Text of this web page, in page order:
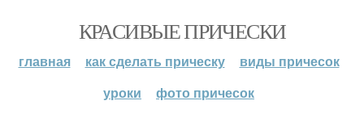
КРАСИВЫЕ ПРИЧЕСКИ
главная как сделать прическу
виды причесок
уроки
фото причесок